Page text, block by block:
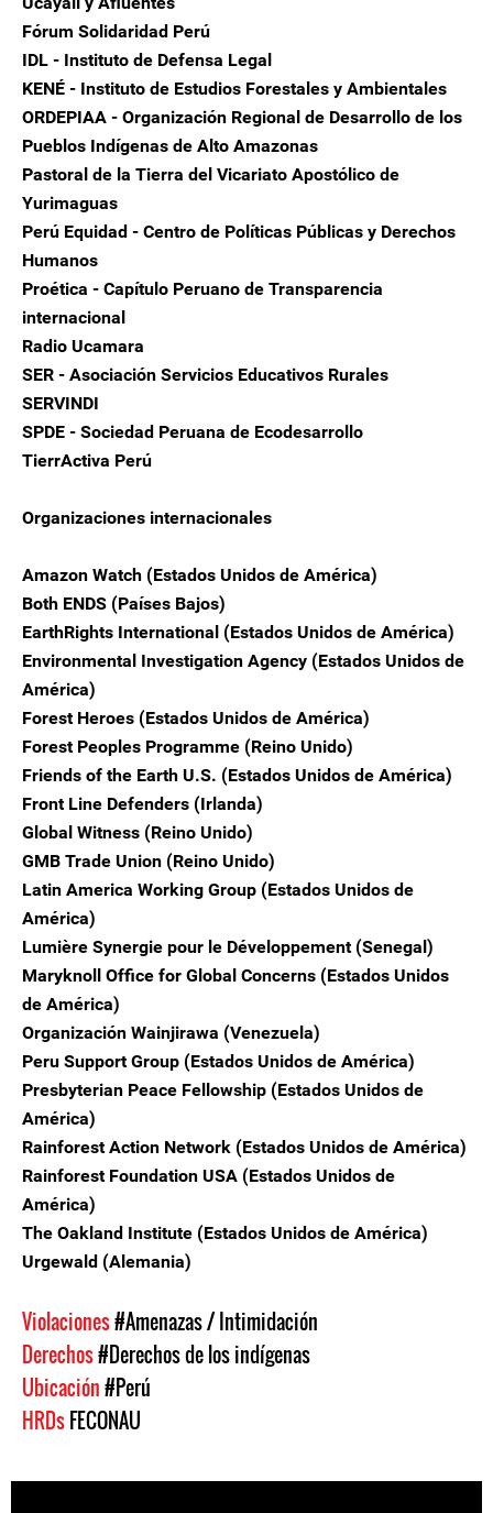
Fórum Solidaridad Perú
IDL - Instituto de Defensa Legal
KENÉ - Instituto de Estudios Forestales y Ambientales
ORDEPIAA - Organización Regional de Desarrollo de los
Pueblos Indígenas de Alto Amazonas
Pastoral de la Tierra del Vicariato Apostólico de
Yurimaguas
Perú Equidad - Centro de Políticas Públicas y Derechos
Humanos
Proética - Capítulo Peruano de Transparencia
internacional
Radio Ucamara
SER - Asociación Servicios Educativos Rurales
SERVINDI
SPDE - Sociedad Peruana de Ecodesarrollo
TierrActiva Perú
Organizaciones internacionales
Amazon Watch (Estados Unidos de América)
Both ENDS (Países Bajos)
EarthRights International (Estados Unidos de América)
Environmental Investigation Agency (Estados Unidos de
América)
Forest Heroes (Estados Unidos de América)
Forest Peoples Programme (Reino Unido)
Friends of the Earth U.S. (Estados Unidos de América)
Front Line Defenders (Irlanda)
Global Witness (Reino Unido)
GMB Trade Union (Reino Unido)
Latin America Working Group (Estados Unidos de
América)
Lumière Synergie pour le Développement (Senegal)
Maryknoll Office for Global Concerns (Estados Unidos
de América)
Organización Wainjirawa (Venezuela)
Peru Support Group (Estados Unidos de América)
Presbyterian Peace Fellowship (Estados Unidos de
América)
Rainforest Action Network (Estados Unidos de América)
Rainforest Foundation USA (Estados Unidos de
América)
The Oakland Institute (Estados Unidos de América)
Urgewald (Alemania)
Violaciones#Amenazas / Intimidación
Derechos#Derechos de los indígenas
Ubicación#Perú
HRDsFECONAU